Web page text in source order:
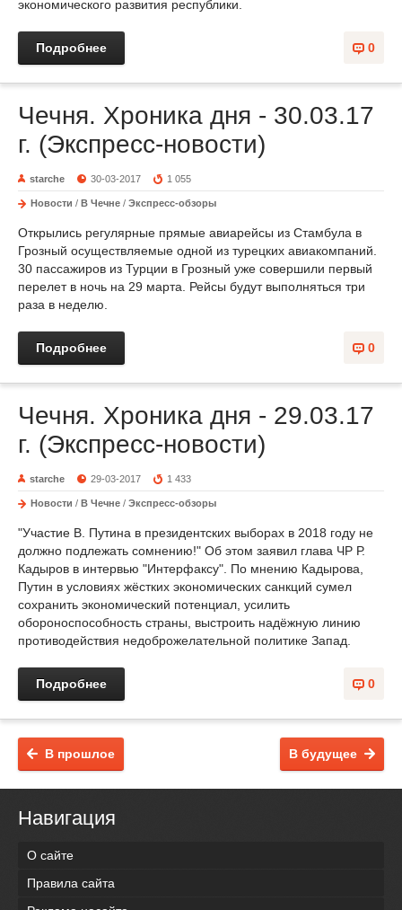
экономического развития республики.
0
Подробнее
Чечня. Хроника дня - 30.03.17
г. (Экспресс-новости)
starche 30-03-2017 1 055
Новости / В Чечне / Экспресс-обзоры
Открылись регулярные прямые авиарейсы из Стамбула в
Грозный осуществляемые одной из турецких авиакомпаний.
30 пассажиров из Турции в Грозный уже совершили первый
перелет в ночь на 29 марта. Рейсы будут выполняться три
раза в неделю.
0
Подробнее
Чечня. Хроника дня - 29.03.17
г. (Экспресс-новости)
starche 29-03-2017 1 433
Новости / В Чечне / Экспресс-обзоры
"Участие В. Путина в президентских выборах в 2018 году не
должно подлежать сомнению!" Об этом заявил глава ЧР Р.
Кадыров в интервью "Интерфаксу". По мнению Кадырова,
Путин в условиях жёстких экономических санкций сумел
сохранить экономический потенциал, усилить
обороноспособность страны, выстроить надёжную линию
противодействия недоброжелательной политике Запад.
0
Подробнее
В будущее
В прошлое
Навигация
О сайте
Правила сайта